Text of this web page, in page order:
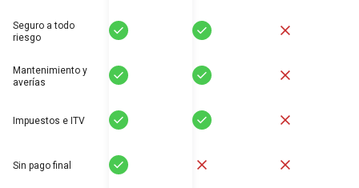
Seguro a todo
riesgo
Sí Sí
Mantenimiento y
averías
Sí Sí
Impuestos e ITV Sí Sí
Sin pago final Sí